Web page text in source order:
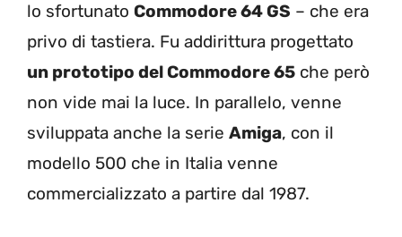
lo sfortunato Commodore 64 GS – che era
privo di tastiera. Fu addirittura progettato
un prototipo del Commodore 65 che però
non vide mai la luce. In parallelo, venne
sviluppata anche la serie Amiga, con il
modello 500 che in Italia venne
commercializzato a partire dal 1987.